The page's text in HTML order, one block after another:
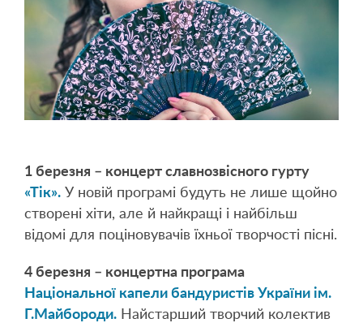
1 березня – концерт славнозвісного гурту
«Тік». У новій програмі будуть не лише щойно
створені хіти, але й найкращі і найбільш
відомі для поціновувачів їхньої творчості пісні.
4 березня – концертна програма
Національної капели бандуристів України ім.
Г.Майбороди. Найстарший творчий колектив